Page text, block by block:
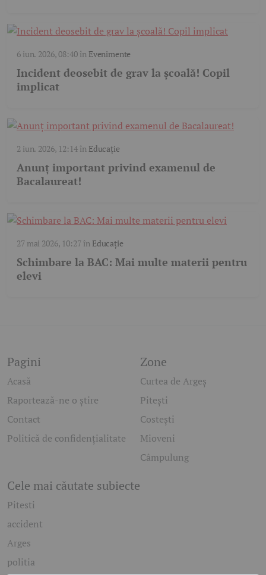
6 iun. 2026, 08:40în Evenimente
Incident deosebit de grav la școală! Copil
implicat
2 iun. 2026, 12:14în Educație
Anunț important privind examenul de
Bacalaureat!
27 mai 2026, 10:27în Educație
Schimbare la BAC: Mai multe materii pentru
elevi
Pagini
Acasă
Raportează-ne o știre
Contact
Politică de confidențialitate
Zone
Curtea de Argeș
Pitești
Costești
Mioveni
Câmpulung
Cele mai căutate subiecte
Pitesti
accident
Arges
politia